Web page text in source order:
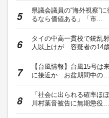
県議会議員の“海外視察”
るなら価値ある」「市…
タイの中高一貫校で銃乱
人以上けが 容疑者の14
【台風情報】台風15号は
に接近か お盆期間中の…
「社会に出られる確率ほ
川村葉音被告に無期懲役…